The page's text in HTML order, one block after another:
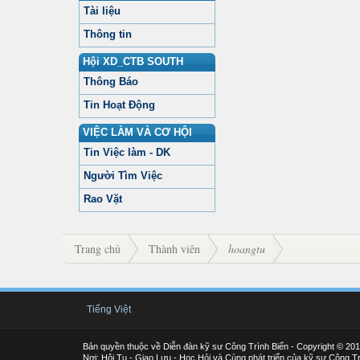
Tài liệu
Thông tin
Hội XD_CTB SOUTH
Thông Báo
Tin Hoạt Động
VIỆC LÀM VÀ CƠ HỘI
Tin Việc làm - DK
Người Tìm Việc
Rao Vặt
Trang chủ Thành viên hoangtu
Tiếng Việt
Bản quyền thuộc về Diễn đàn kỹ sư Công Trình Biển - Copyright ©
Nơi: Hội Tụ - Giao Lưu - Học Hỏi và Cùng phát triển của kỹ sư Công